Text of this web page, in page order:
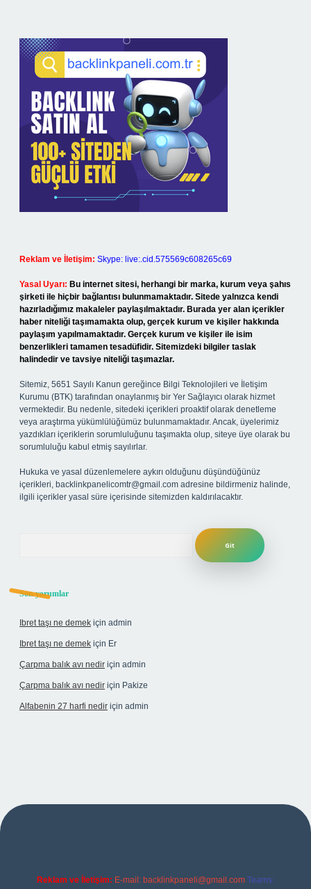
Reklam ve İletişim: Skype: live:.cid.575569c608265c69
Yasal Uyarı: Bu internet sitesi, herhangi bir marka, kurum veya şahıs
şirketi ile hiçbir bağlantısı bulunmamaktadır. Sitede yalnızca kendi
hazırladığımız makaleler paylaşılmaktadır. Burada yer alan içerikler
haber niteliği taşımamakta olup, gerçek kurum ve kişiler hakkında
paylaşım yapılmamaktadır. Gerçek kurum ve kişiler ile isim
benzerlikleri tamamen tesadüfidir. Sitemizdeki bilgiler taslak
halindedir ve tavsiye niteliği taşımazlar.
Sitemiz, 5651 Sayılı Kanun gereğince Bilgi Teknolojileri ve İletişim
Kurumu (BTK) tarafından onaylanmış bir Yer Sağlayıcı olarak hizmet
vermektedir. Bu nedenle, sitedeki içerikleri proaktif olarak denetleme
veya araştırma yükümlülüğümüz bulunmamaktadır. Ancak, üyelerimiz
yazdıkları içeriklerin sorumluluğunu taşımakta olup, siteye üye olarak bu
sorumluluğu kabul etmiş sayılırlar.
Hukuka ve yasal düzenlemelere aykırı olduğunu düşündüğünüz
içerikleri, backlinkpanelicomtr@gmail.com adresine bildirmeniz halinde,
ilgili içerikler yasal süre içerisinde sitemizden kaldırılacaktır.
Son yorumlar
Ibret taşı ne demek için admin
Ibret taşı ne demek için Er
Çarpma balık avı nedir için admin
Çarpma balık avı nedir için Pakize
Alfabenin 27 harfi nedir için admin
Reklam ve İletişim: E-mail: backlinkpaneli@gmail.com Teams: